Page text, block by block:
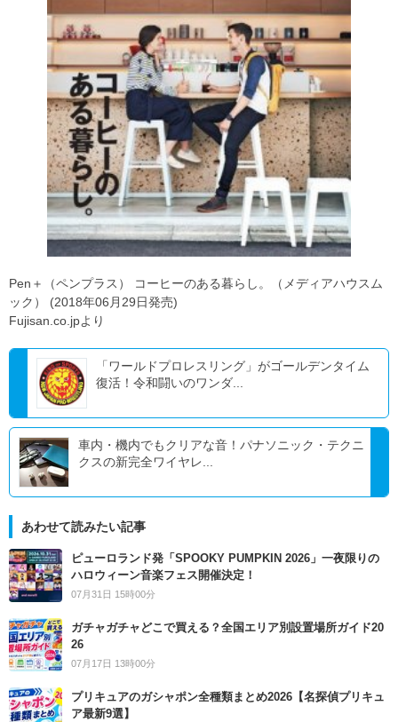
Pen＋（ペンプラス） コーヒーのある暮らし。（メディアハウスム
ック） (2018年06月29日発売)
Fujisan.co.jpより
「ワールドプロレスリング」がゴールデンタイム
復活！令和闘いのワンダ...
車内・機内でもクリアな音！パナソニック・テクニ
クスの新完全ワイヤレ...
あわせて読みたい記事
ピューロランド発「SPOOKY PUMPKIN 2026」一夜限りの
ハロウィーン音楽フェス開催決定！
07月31日 15時00分
ガチャガチャどこで買える？全国エリア別設置場所ガイド20
26
07月17日 13時00分
プリキュアのガシャポン全種類まとめ2026【名探偵プリキュ
ア最新9選】